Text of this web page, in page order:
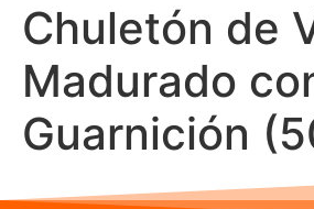
Chuletón de
Madurado
Guarnición